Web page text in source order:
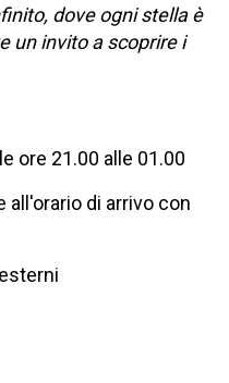
dove ogni stella è
un invito a scoprire i
ore 21.00 alle 01.00
all'orario di arrivo con